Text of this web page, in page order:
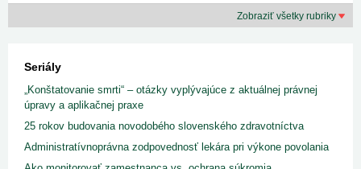
Zobraziť všetky rubriky
Seriály
„Konštatovanie smrti“ – otázky vyplývajúce z aktuálnej právnej
úpravy a aplikačnej praxe
25 rokov budovania novodobého slovenského zdravotníctva
Administratívnoprávna zodpovednosť lekára pri výkone povolania